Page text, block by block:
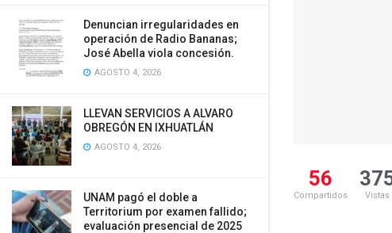
Denuncian irregularidades en
operación de Radio Bananas;
José Abella viola concesión.
AGOSTO 4, 2026
LLEVAN SERVICIOS A ALVARO
OBREGÓN EN IXHUATLÁN
AGOSTO 4, 2026
UNAM pagó el doble a
Territorium por examen fallido;
evaluación presencial de 2025
56
Compartidos Vistas